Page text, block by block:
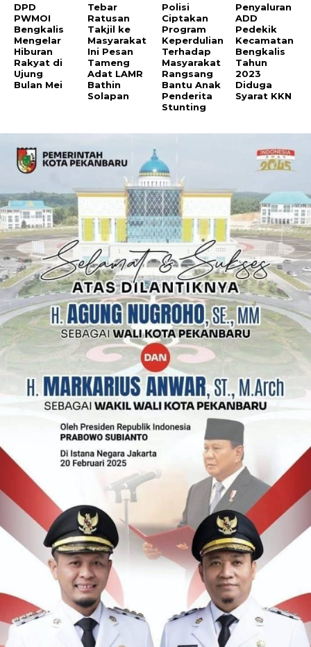
DPD
PWMOI
Bengkalis
Mengelar
Hiburan
Rakyat di
Ujung
Bulan Mei
Tebar
Ratusan
Takjil ke
Masyarakat
Ini Pesan
Tameng
Adat LAMR
Bathin
Solapan
Polisi
Ciptakan
Program
Keperdulian
Terhadap
Masyarakat
Rangsang
Bantu Anak
Penderita
Stunting
Penyaluran
ADD
Pedekik
Kecamatan
Bengkalis
Tahun
2023
Diduga
Syarat KKN